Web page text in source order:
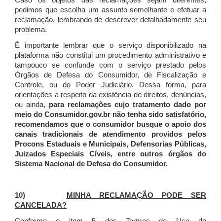
pedimos que escolha um assunto semelhante e efetuar a
reclamação, lembrando de descrever detalhadamente seu
problema.
É importante lembrar que o serviço disponibilizado na
plataforma não constitui um procedimento administrativo e
tampouco se confunde com o serviço prestado pelos
Órgãos de Defesa do Consumidor, de Fiscalização e
Controle, ou do Poder Judiciário. Dessa forma, para
orientações a respeito da existência de direitos, denúncias,
ou ainda, para reclamações cujo tratamento dado por
meio do Consumidor.gov.br não tenha sido satisfatório,
recomendamos que o consumidor busque o apoio dos
canais tradicionais de atendimento providos pelos
Procons Estaduais e Municipais, Defensorias Públicas,
Juizados Especiais Cíveis, entre outros órgãos do
Sistema Nacional de Defesa do Consumidor.
10)
MINHA RECLAMAÇÃO PODE SER
CANCELADA?